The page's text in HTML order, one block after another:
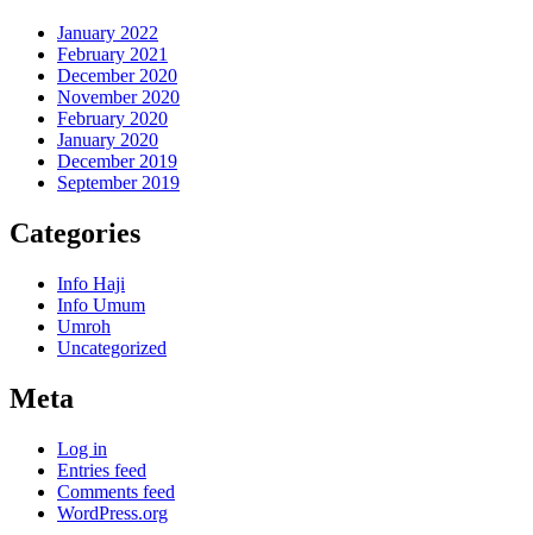
January 2022
February 2021
December 2020
November 2020
February 2020
January 2020
December 2019
September 2019
Categories
Info Haji
Info Umum
Umroh
Uncategorized
Meta
Log in
Entries feed
Comments feed
WordPress.org